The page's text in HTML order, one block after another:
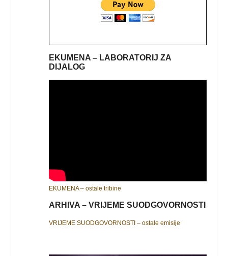
EKUMENA – LABORATORIJ ZA
DIJALOG
EKUMENA – ostale tribine
ARHIVA – VRIJEME SUODGOVORNOSTI
VRIJEME SUODGOVORNOSTI – ostale emisije